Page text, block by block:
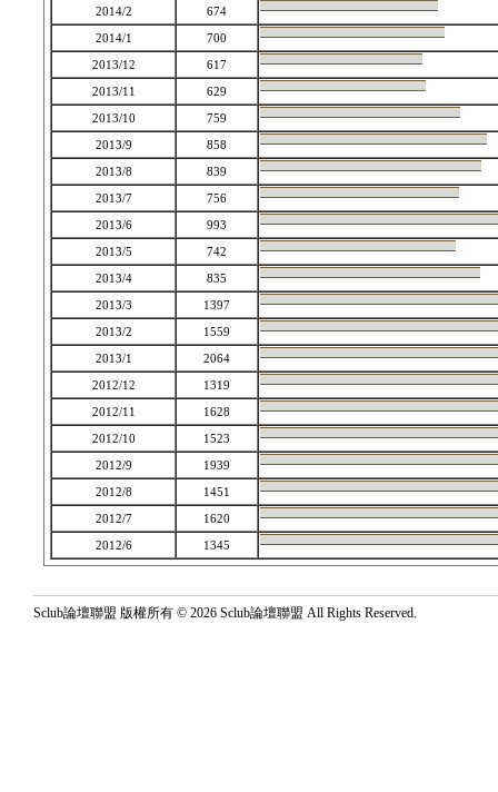
2014/2
674
2014/1
700
2013/12
617
2013/11
629
2013/10
759
2013/9
858
2013/8
839
2013/7
756
2013/6
993
2013/5
742
2013/4
835
2013/3
1397
2013/2
1559
2013/1
2064
2012/12
1319
2012/11
1628
2012/10
1523
2012/9
1939
2012/8
1451
2012/7
1620
2012/6
1345
Sclub論壇聯盟 版權所有 © 2026 Sclub論壇聯盟 All Rights Reserved.